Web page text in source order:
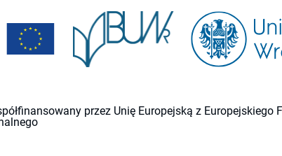
przez Unię Europejską z Europejskiego